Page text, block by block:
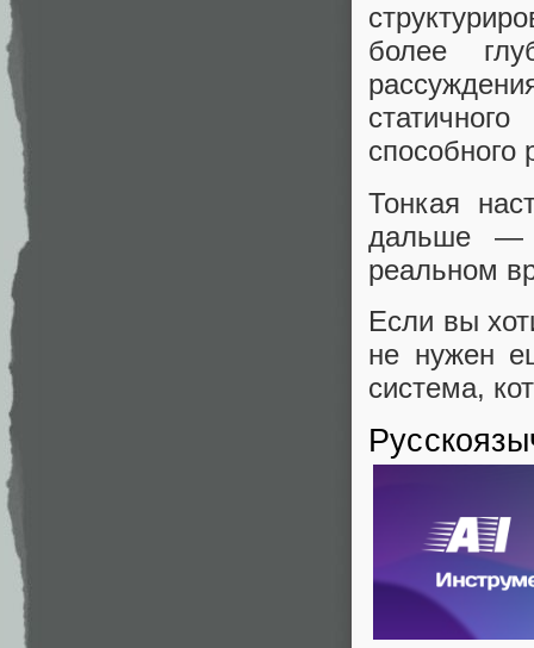
более
способного
Тонкая
дальше —
реальном
Если вы
не нужен
система,